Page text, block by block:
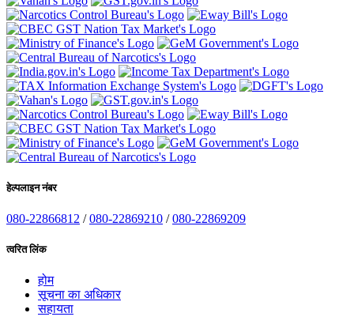
हेल्पलाइन नंबर
080-22866812 /080-22869210 /080-22869209
त्वरित लिंक
होम
सूचना का अधिकार
सहायता